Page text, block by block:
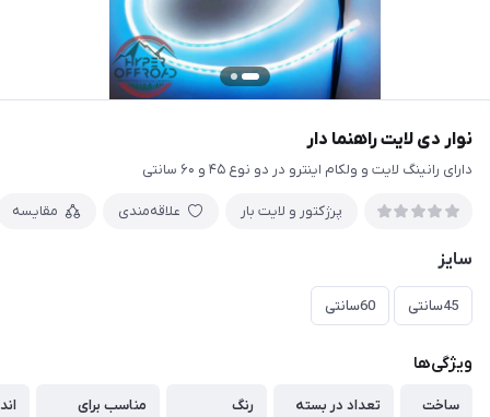
نوار دی لایت راهنما دار
دارای رانینگ لایت و ولکام اینترو در دو‌ نوع ۴۵ و ۶۰ سانتی
پرژکتور و لایت بار علاقه‌مندی مقایسه
سایز
45سانتی 60سانتی
ویژگی‌ها
ساخت
تعداد در بسته
رنگ
مناسب برای